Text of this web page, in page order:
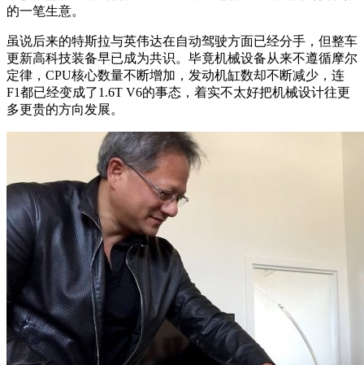
的一笔生意。
虽说后来的特斯拉与英伟达在自动驾驶方面已经分手，但整车
更新高科技装备早已成为共识。毕竟机械设备从来不遵循摩尔
定律，CPU核心数量不断增加，发动机缸数却不断减少，连
F1都已经变成了1.6T V6的事态，着实不太好把机械设计往更
多更贵的方向发展。